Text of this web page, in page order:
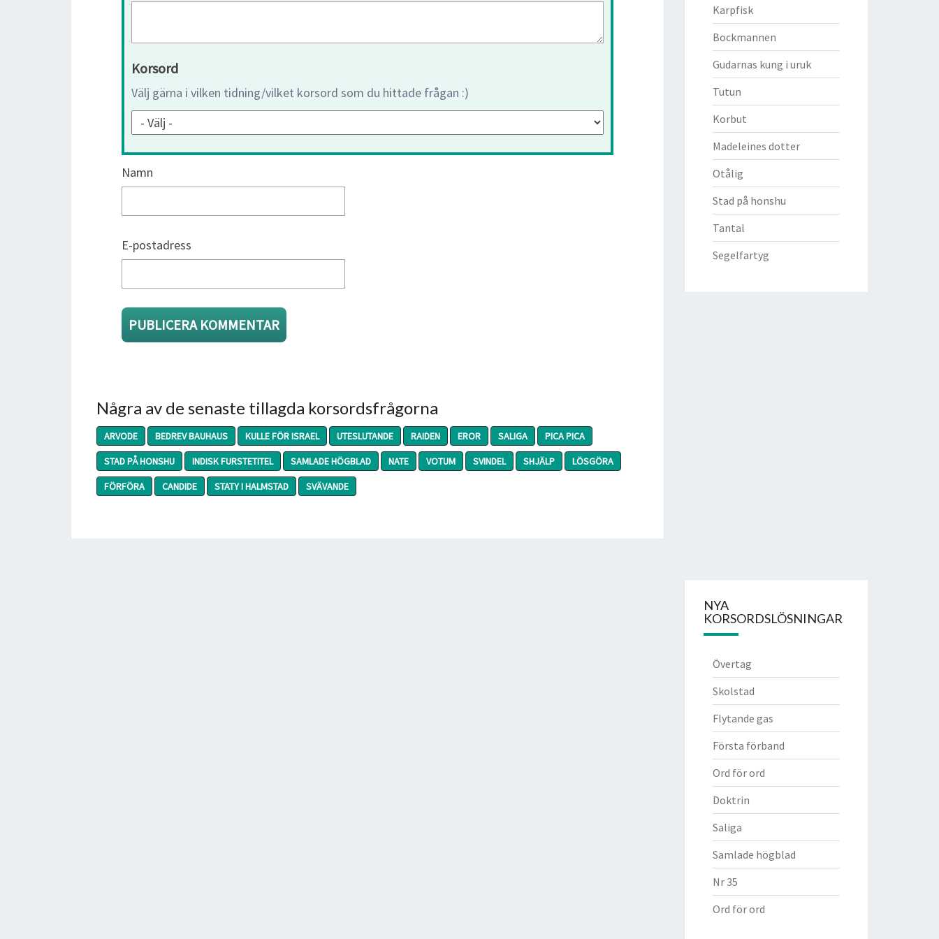
Korsord
Välj gärna i vilken tidning/vilket korsord som du hittade frågan :)
Namn
E-postadress
Några av de senaste tillagda korsordsfrågorna
ARVODE BEDREV BAUHAUS KULLE FÖR ISRAEL UTESLUTANDE RAIDEN EROR SALIGA
PICA PICA
STAD PÅ HONSHU
INDISK FURSTETITEL SAMLADE HÖGBLAD NATE VOTUM SVINDEL SHJÄLP
LÖSGÖRA
FÖRFÖRA
CANDIDE STATY I HALMSTAD SVÄVANDE
Karpfisk
Bockmannen
Gudarnas kung i uruk
Tutun
Korbut
Madeleines dotter
Otålig
Stad på honshu
Tantal
Segelfartyg
NYA
KORSORDSLÖSNINGAR
Övertag
Skolstad
Flytande gas
Första förband
Ord för ord
Doktrin
Saliga
Samlade högblad
Nr 35
Ord för ord